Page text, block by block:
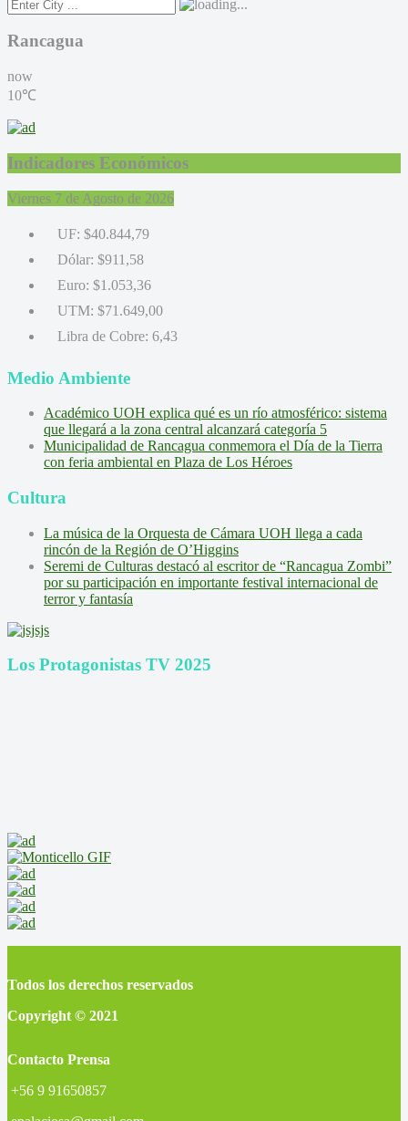
Rancagua
now
10℃
Indicadores Económicos
Viernes 7 de Agosto de 2026
UF: $40.844,79
Dólar: $911,58
Euro: $1.053,36
UTM: $71.649,00
Libra de Cobre: 6,43
Medio Ambiente
Académico UOH explica qué es un río atmosférico: sistema
que llegará a la zona central alcanzará categoría 5
Municipalidad de Rancagua conmemora el Día de la Tierra
con feria ambiental en Plaza de Los Héroes
Cultura
La música de la Orquesta de Cámara UOH llega a cada
rincón de la Región de O’Higgins
Seremi de Culturas destacó al escritor de “Rancagua Zombi”
por su participación en importante festival internacional de
terror y fantasía
Los Protagonistas TV 2025
Todos los derechos reservados
Copyright © 2021
Contacto Prensa
+56 9 91650857